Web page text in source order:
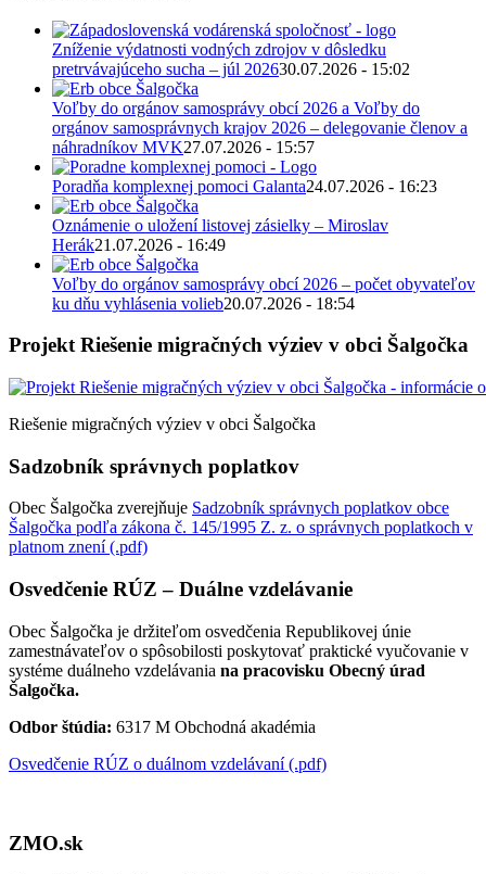
Zníženie výdatnosti vodných zdrojov v dôsledku
pretrvávajúceho sucha – júl 202630.07.2026 - 15:02
Voľby do orgánov samosprávy obcí 2026 a Voľby do
orgánov samosprávnych krajov 2026 – delegovanie členov a
náhradníkov MVK27.07.2026 - 15:57
Poradňa komplexnej pomoci Galanta24.07.2026 - 16:23
Oznámenie o uložení listovej zásielky – Miroslav
Herák21.07.2026 - 16:49
Voľby do orgánov samosprávy obcí 2026 – počet obyvateľov
ku dňu vyhlásenia volieb20.07.2026 - 18:54
Projekt Riešenie migračných výziev v obci Šalgočka
Riešenie migračných výziev v obci Šalgočka
Sadzobník správnych poplatkov
Obec Šalgočka zverejňuje Sadzobník správnych poplatkov obce
Šalgočka podľa zákona č. 145/1995 Z. z. o správnych poplatkoch v
platnom znení (.pdf)
Osvedčenie RÚZ – Duálne vzdelávanie
Obec Šalgočka je držiteľom osvedčenia Republikovej únie
zamestnávateľov o spôsobilosti poskytovať praktické vyučovanie v
systéme duálneho vzdelávania na pracovisku Obecný úrad
Šalgočka.
Odbor štúdia: 6317 M Obchodná akadémia
Osvedčenie RÚZ o duálnom vzdelávaní (.pdf)
ZMO.sk